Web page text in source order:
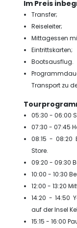
Im Preis
Transfer;
Reiseleiter;
Mittagessen
Eintrittskarten;
Bootsausflug.
Transport zu
05:30 - 06:00
07:30 - 07:45
08:15 - 08:20
Store.
09:20 - 09:30
10:00 - 10:30
12:00 - 13:20
14:20 - 14:50
auf der Insel
15:15 - 16:00